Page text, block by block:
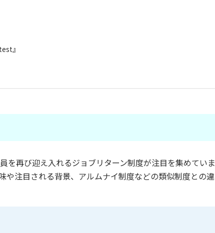
』
を再び迎え入れるジョブリターン制度が注目を集めていま
や注目される背景、アルムナイ制度などの類似制度との違